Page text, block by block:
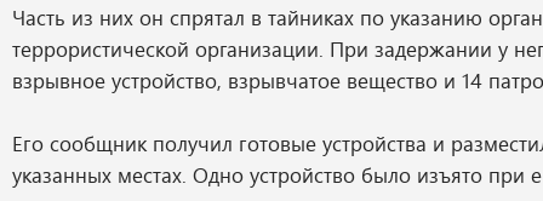
Часть из них он спрятал в тайниках по указанию
террористической организации. При задержании у
взрывное устройство, взрывчатое вещество и 14
Его сообщник получил готовые устройства и
указанных местах. Одно устройство было изъято при